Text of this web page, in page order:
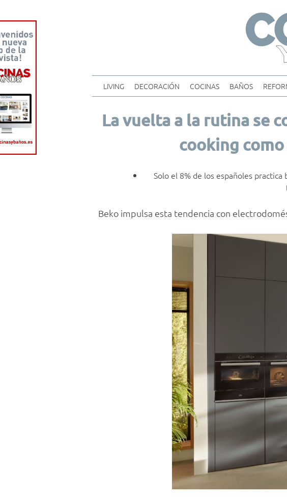
LIVING DECORACIÓN COCINAS BAÑOS
La vuelta a la rutina se
cooking
Solo el 8% de los españoles
Beko impulsa esta tendencia con